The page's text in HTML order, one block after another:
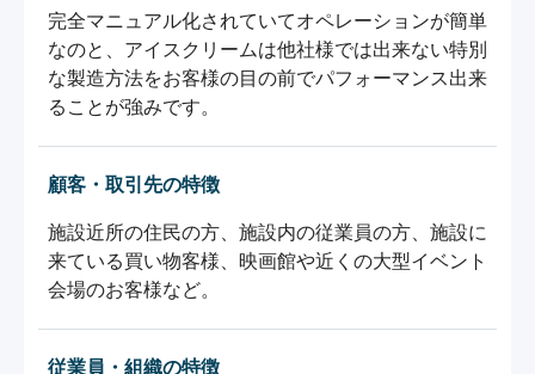
完全マニュアル化されていてオペレーションが簡単
なのと、アイスクリームは他社様では出来ない特別
な製造方法をお客様の目の前でパフォーマンス出来
ることが強みです。
顧客・取引先の特徴
施設近所の住民の方、施設内の従業員の方、施設に
来ている買い物客様、映画館や近くの大型イベント
会場のお客様など。
従業員・組織の特徴